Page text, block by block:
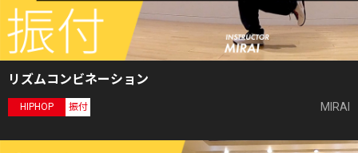
リズムコンビネーション
HIPHOP 振付 MIRAI